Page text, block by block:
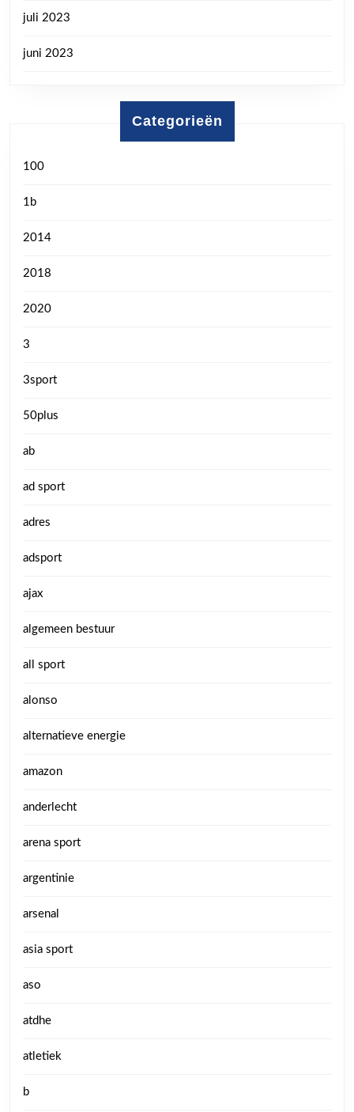
juli 2023
juni 2023
Categorieën
100
1b
2014
2018
2020
3
3sport
50plus
ab
ad sport
adres
adsport
ajax
algemeen bestuur
all sport
alonso
alternatieve energie
amazon
anderlecht
arena sport
argentinie
arsenal
asia sport
aso
atdhe
atletiek
b